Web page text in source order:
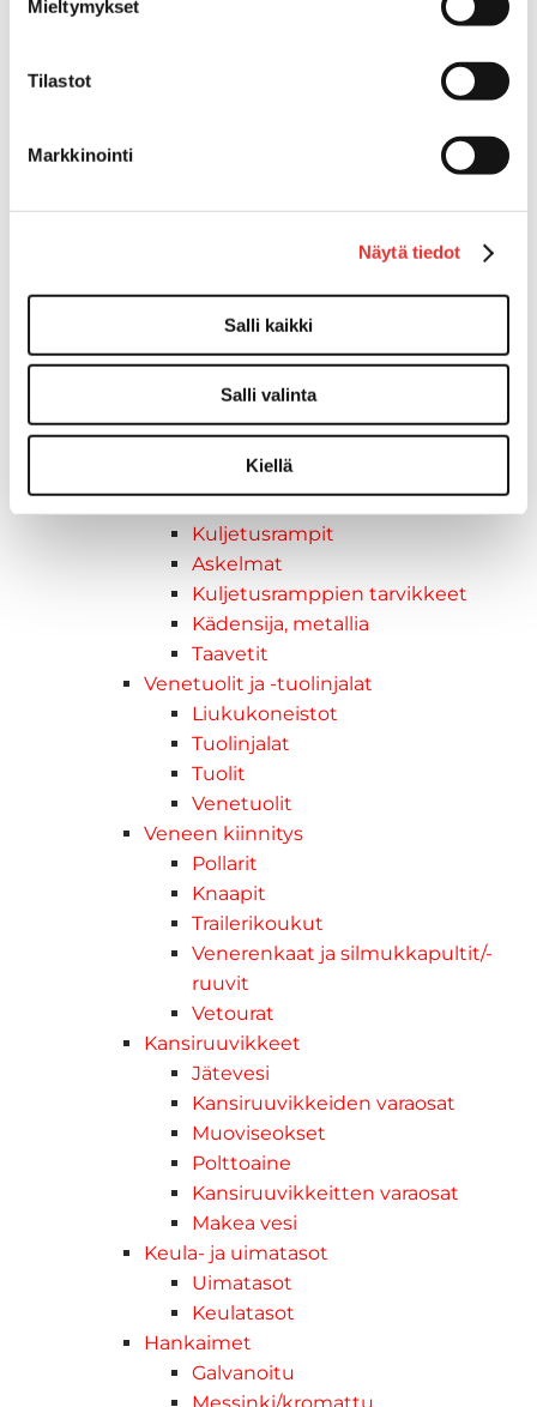
Mieltymykset
Tilastot
Markkinointi
Näytä tiedot
Salli kaikki
Salli valinta
Kiellä
Tuulilasin kiinnike
Reuna-, köli-, törmäyslistat ja kansikate
Törmäyslista
Kansikate
Reuna- ja ikkunalistat
Kävelysillat ja Taavetit
Kiinnitysvarret
SUP-laudan telineet
Kuljetusrampit
Askelmat
Kuljetusramppien tarvikkeet
Kädensija, metallia
Taavetit
Venetuolit ja -tuolinjalat
Liukukoneistot
Tuolinjalat
Tuolit
Venetuolit
Veneen kiinnitys
Pollarit
Knaapit
Trailerikoukut
Venerenkaat ja silmukkapultit/-
ruuvit
Vetourat
Kansiruuvikkeet
Jätevesi
Kansiruuvikkeiden varaosat
Muoviseokset
Polttoaine
Kansiruuvikkeitten varaosat
Makea vesi
Keula- ja uimatasot
Uimatasot
Keulatasot
Hankaimet
Galvanoitu